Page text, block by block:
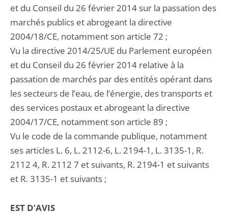
et du Conseil du 26 février 2014 sur la passation des
marchés publics et abrogeant la directive
2004/18/CE, notamment son article 72 ;
Vu la directive 2014/25/UE du Parlement européen
et du Conseil du 26 février 2014 relative à la
passation de marchés par des entités opérant dans
les secteurs de l’eau, de l’énergie, des transports et
des services postaux et abrogeant la directive
2004/17/CE, notamment son article 89 ;
Vu le code de la commande publique, notamment
ses articles L. 6, L. 2112-6, L. 2194-1, L. 3135-1, R.
2112 4, R. 2112 7 et suivants, R. 2194-1 et suivants
et R. 3135-1 et suivants ;
EST D’AVIS